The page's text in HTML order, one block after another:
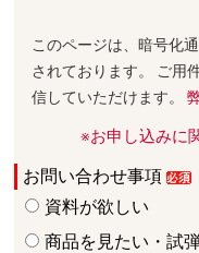
このページは、暗号化
されております。 ご用
信していただけます。
※お申し込みに
お問い合わせ事項
資料が欲しい
商品を見たい・試